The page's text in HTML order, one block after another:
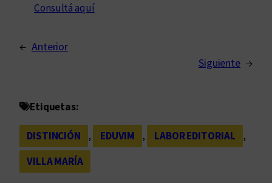
Consultá aquí
← Anterior
Siguiente →
Etiquetas:
DISTINCIÓN , EDUVIM , LABOR EDITORIAL
,
VILLA MARÍA